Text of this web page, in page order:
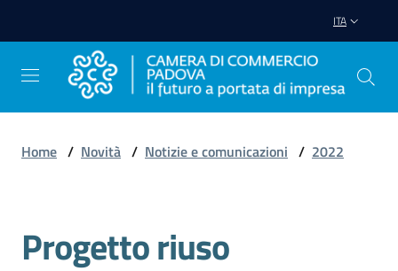
ITA
Home / Novità / Notizie e comunicazioni / 2022
Salta al contenuto
Progetto riuso